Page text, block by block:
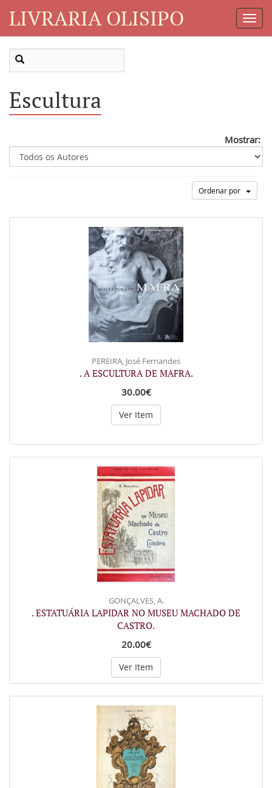
LIVRARIA OLISIPO
Escultura
Mostrar:
Ordenar por
PEREIRA, José Fernandes
. A ESCULTURA DE MAFRA.
30.00€
Ver Item
GONÇALVES, A.
. ESTATUÁRIA LAPIDAR NO MUSEU MACHADO DE
CASTRO.
20.00€
Ver Item